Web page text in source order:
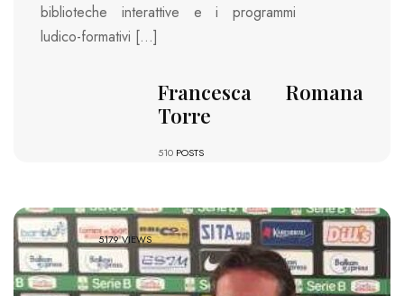
biblioteche interattive e i programmi
ludico-formativi […]
Francesca Romana
Torre
510 POSTS
5179 VIEWS